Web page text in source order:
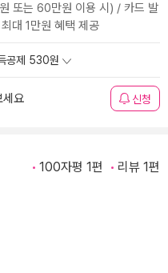
또는 60만원 이용 시) / 카드 발
대 1만원 혜택 제공
공제 530원
세요 신청
100자평 1편 리뷰 1편